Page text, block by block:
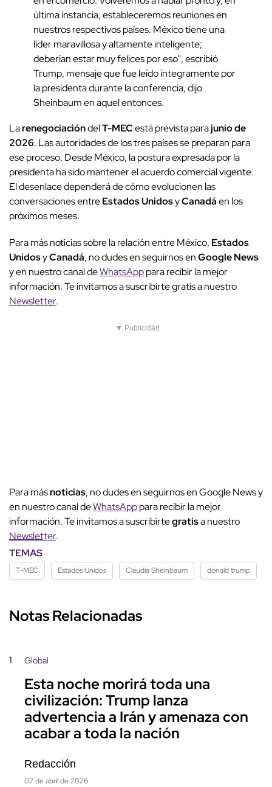
última instancia, estableceremos reuniones en
nuestros respectivos países. México tiene una
líder maravillosa y altamente inteligente;
deberían estar muy felices por eso", escribió
Trump, mensaje que fue leído íntegramente por
la presidenta durante la conferencia, dijo
Sheinbaum en aquel entonces.
LarenegociacióndelT-MECestá prevista parajunio de
2026. Las autoridades de los tres países se preparan para
ese proceso. Desde México, la postura expresada por la
presidenta ha sido mantener el acuerdo comercial vigente.
El desenlace dependerá de cómo evolucionen las
conversaciones entreEstados UnidosyCanadáen los
próximos meses.
Para más noticias sobre la relación entre México, Estados
UnidosyCanadá, no dudes en seguirnos enGoogle News
y en nuestro canal deWhatsApppara recibir la mejor
información. Te invitamos a suscribirte gratis a nuestro
Newsletter.
▼ Publicidad
Para másnoticias, no dudes en seguirnos en Google News y
en nuestro canal deWhatsApppara recibir la mejor
información. Te invitamos a suscribirtegratisa nuestro
Newsletter.
TEMAS
T-MEC Estados Unidos Claudia Sheinbaum donald trump
Notas Relacionadas
1 Global
Esta noche morirá toda una
civilización: Trump lanza
advertencia a Irán y amenaza con
acabar a toda la nación
Redacción
07 de abril de 2026